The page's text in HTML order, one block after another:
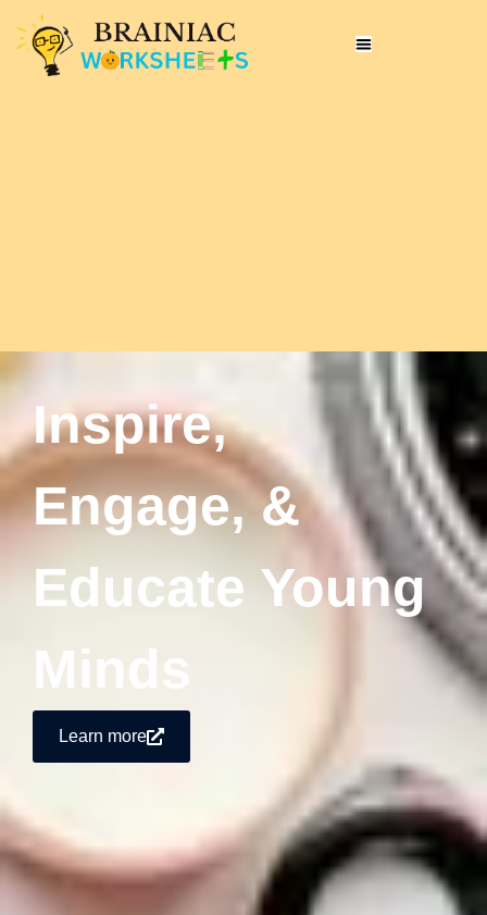
Inspire,
Engage, &
Educate Young
Minds
Learn more